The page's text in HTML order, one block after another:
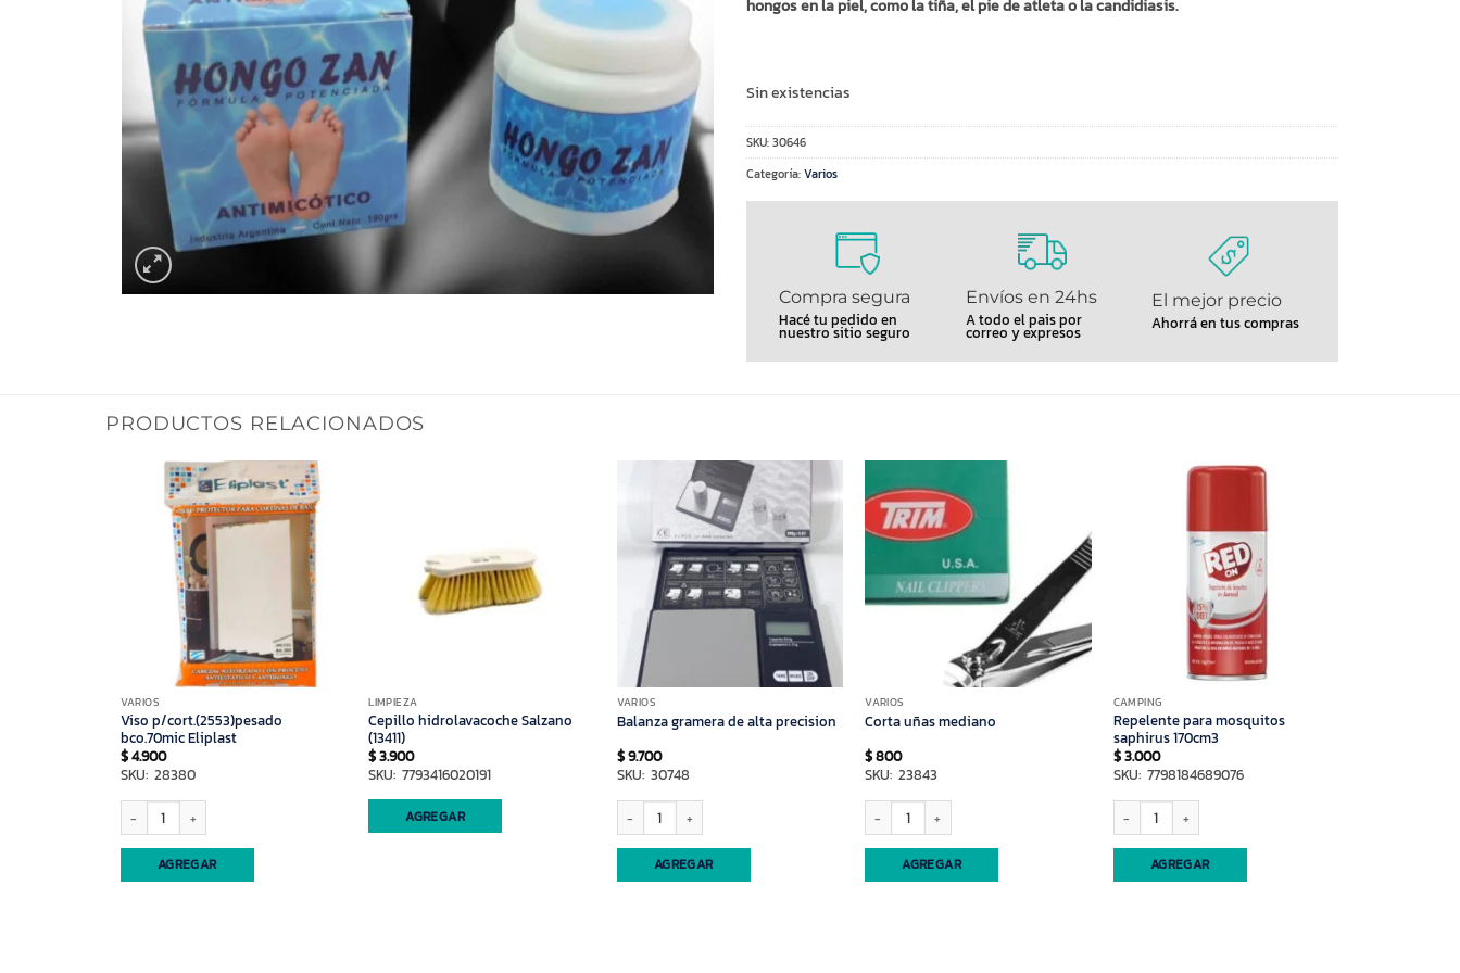
hongos en la piel, como la tiña, el pie de atleta o la candidiasis.
Sin existencias
SKU:30646
Categoría:Varios
Compra segura
Hacé tu pedido en
nuestro sitio seguro
Envíos en 24hs
A todo el pais por
correo y expresos
El mejor precio
Ahorrá en tus compras
PRODUCTOS RELACIONADOS
VARIOS
Viso p/cort.(2553)pesado
bco.70mic Eliplast
$4.900
SKU: 28380
Viso p/cort.(2553)pesado bco.70mic Eliplast cantidad
AGREGAR
LIMPIEZA
Cepillo hidrolavacoche Salzano
(13411)
$3.900
SKU: 7793416020191
AGREGAR
VARIOS
Balanza gramera de alta precision
$9.700
SKU: 30748
Balanza gramera de alta precision cantidad
AGREGAR
VARIOS
Corta uñas mediano
$800
SKU: 23843
Corta uñas mediano cantidad
AGREGAR
CAMPING
Repelente para mosquitos
saphirus 170cm3
$3.000
SKU: 7798184689076
Repelente para mosquitos saphirus 170cm3 cantidad
AGREGAR